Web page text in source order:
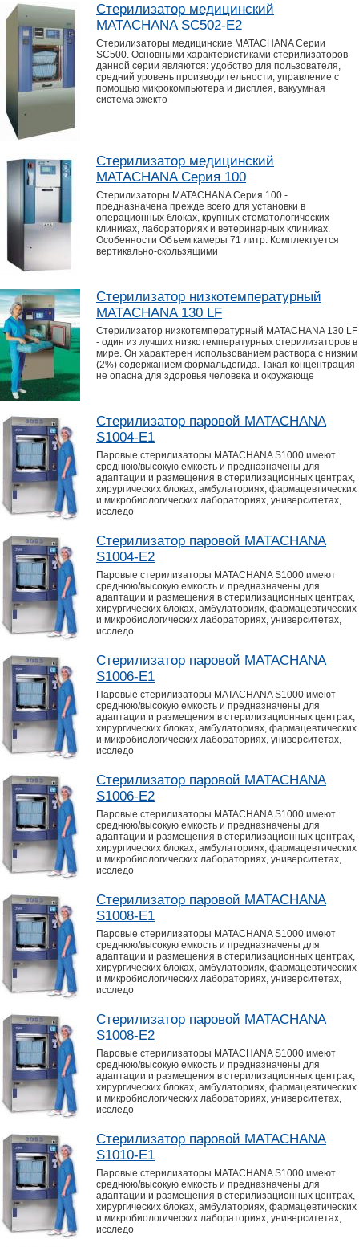
Стерилизатор медицинский
MATACHANA SC502-E2
Стерилизаторы медицинские MATACHANA Серии
SC500. Основными характеристиками стерилизаторов
данной серии являются: удобство для пользователя,
средний уровень производительности, управление с
помощью микрокомпьютера и дисплея, вакуумная
система эжекто
Стерилизатор медицинский
MATACHANA Серия 100
Стерилизаторы MATACHANA Серия 100 -
предназначена прежде всего для установки в
операционных блоках, крупных стоматологических
клиниках, лабораториях и ветеринарных клиниках.
Особенности Объем камеры 71 литр. Комплектуется
вертикально-скользящими
Стерилизатор низкотемпературный
MATACHANA 130 LF
Стерилизатор низкотемпературный MATACHANA 130 LF
- один из лучших низкотемпературных стерилизаторов в
мире. Он характерен использованием раствора с низким
(2%) содержанием формальдегида. Такая концентрация
не опасна для здоровья человека и окружающе
Стерилизатор паровой MATACHANA
S1004-E1
Паровые стерилизаторы MATACHANA S1000 имеют
среднюю/высокую емкость и предназначены для
адаптации и размещения в стерилизационных центрах,
хирургических блоках, амбулаториях, фармацевтических
и микробиологических лабораториях, университетах,
исследо
Стерилизатор паровой MATACHANA
S1004-E2
Паровые стерилизаторы MATACHANA S1000 имеют
среднюю/высокую емкость и предназначены для
адаптации и размещения в стерилизационных центрах,
хирургических блоках, амбулаториях, фармацевтических
и микробиологических лабораториях, университетах,
исследо
Стерилизатор паровой MATACHANA
S1006-E1
Паровые стерилизаторы MATACHANA S1000 имеют
среднюю/высокую емкость и предназначены для
адаптации и размещения в стерилизационных центрах,
хирургических блоках, амбулаториях, фармацевтических
и микробиологических лабораториях, университетах,
исследо
Стерилизатор паровой MATACHANA
S1006-E2
Паровые стерилизаторы MATACHANA S1000 имеют
среднюю/высокую емкость и предназначены для
адаптации и размещения в стерилизационных центрах,
хирургических блоках, амбулаториях, фармацевтических
и микробиологических лабораториях, университетах,
исследо
Стерилизатор паровой MATACHANA
S1008-E1
Паровые стерилизаторы MATACHANA S1000 имеют
среднюю/высокую емкость и предназначены для
адаптации и размещения в стерилизационных центрах,
хирургических блоках, амбулаториях, фармацевтических
и микробиологических лабораториях, университетах,
исследо
Стерилизатор паровой MATACHANA
S1008-E2
Паровые стерилизаторы MATACHANA S1000 имеют
среднюю/высокую емкость и предназначены для
адаптации и размещения в стерилизационных центрах,
хирургических блоках, амбулаториях, фармацевтических
и микробиологических лабораториях, университетах,
исследо
Стерилизатор паровой MATACHANA
S1010-E1
Паровые стерилизаторы MATACHANA S1000 имеют
среднюю/высокую емкость и предназначены для
адаптации и размещения в стерилизационных центрах,
хирургических блоках, амбулаториях, фармацевтических
и микробиологических лабораториях, университетах,
исследо